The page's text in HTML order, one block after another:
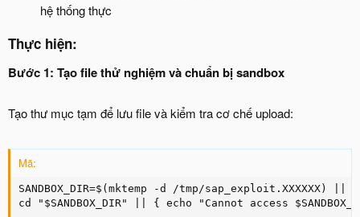
hệ thống thực
Thực hiện:
Bước 1: Tạo file thử nghiệm và chuẩn bị sandbox
Tạo thư mục tạm để lưu file và kiểm tra cơ chế upload:
Mã:
SANDBOX_DIR=$(mktemp -d /tmp/
cd "$SANDBOX_DIR" || { echo "Cannot access